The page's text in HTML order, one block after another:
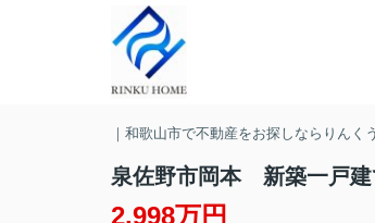
｜和歌山市で不動産をお探しならりんく
泉佐野市岡本 新築一戸建
2,998万円